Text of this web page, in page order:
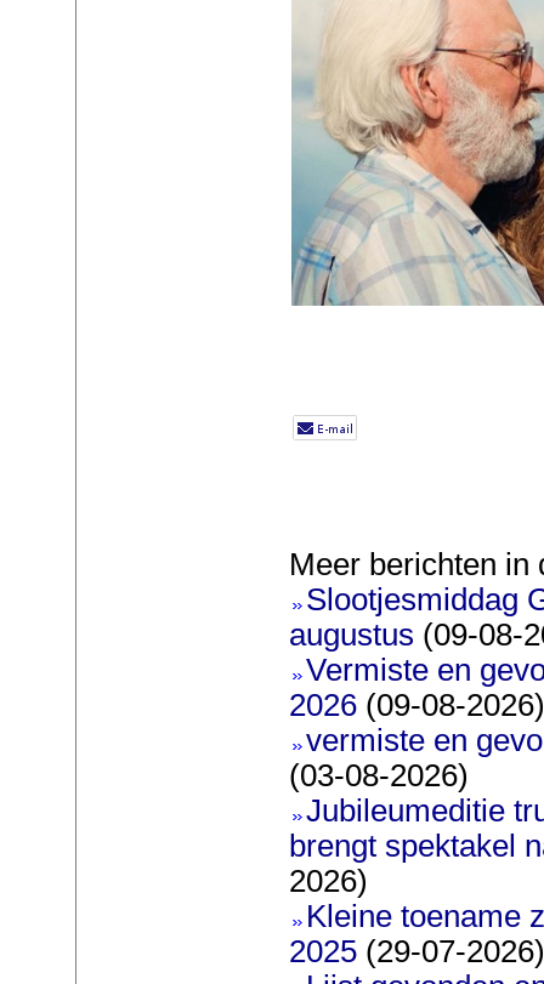
Meer berichten in
Slootjesmiddag
augustus (09-08-
Vermiste en
2026 (09-08-2026)
vermiste en
(03-08-2026)
Jubileumeditie
brengt spektakel
2026)
Kleine toename
2025 (29-07-2026)